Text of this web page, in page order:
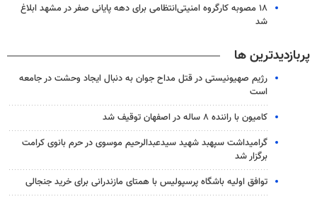
۱۸ مصوبه کارگروه امنیتی‌انتظامی برای دهه پایانی صفر در مشهد ابلاغ
شد
پربازدیدترین ها
رژیم صهیونیستی در قتل مداح جوان به دنبال ایجاد وحشت در جامعه
است
کامیون با راننده ۸ ساله در اصفهان توقیف شد
گرامیداشت سپهبد شهید سیدعبدالرحیم موسوی در حرم بانوی کرامت
برگزار شد
توافق اولیه باشگاه پرسپولیس با همتای مازندرانی برای خرید جنجالی